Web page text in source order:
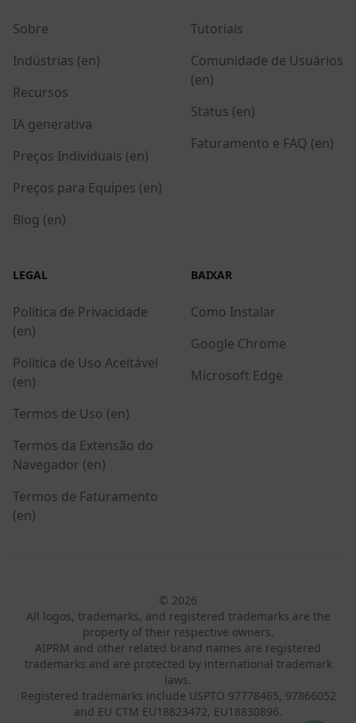
Sobre
Indústrias (en)
Recursos
IA generativa
Preços Individuais (en)
Preços para Equipes (en)
Blog (en)
Tutoriais
Comunidade de Usuários
(en)
Status (en)
Faturamento e FAQ (en)
LEGAL
Política de Privacidade
(en)
Política de Uso Aceitável
(en)
Termos de Uso (en)
Termos da Extensão do
Navegador (en)
Termos de Faturamento
(en)
BAIXAR
Como Instalar
Google Chrome
Microsoft Edge
© 2026
All logos, trademarks, and registered trademarks are the
property of their respective owners.
AIPRM and other related brand names are registered
trademarks and are protected by international trademark
laws.
Registered trademarks include USPTO 97778465, 97866052
and EU CTM EU18823472, EU18830896.